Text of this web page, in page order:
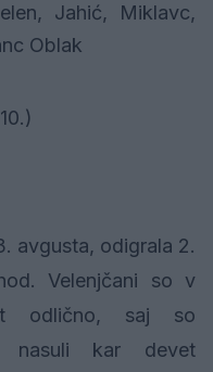
Jahić, Miklavc,
Oblak
avgusta, odigrala 2.
Velenjčani so v
odlično, saj so
nasuli kar devet